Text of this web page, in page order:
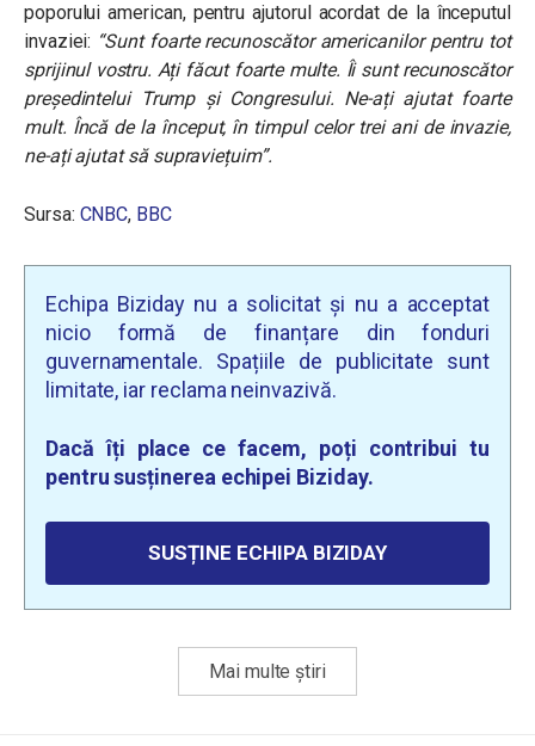
poporului american, pentru ajutorul acordat de la începutul
invaziei: “Sunt foarte recunoscător americanilor pentru tot
sprijinul vostru. Ați făcut foarte multe. Îi sunt recunoscător
președintelui Trump și Congresului. Ne-ați ajutat foarte
mult. Încă de la început, în timpul celor trei ani de invazie,
ne-ați ajutat să supraviețuim”.
Sursa: CNBC, BBC
Echipa Biziday nu a solicitat și nu a acceptat
nicio formă de finanțare din fonduri
guvernamentale. Spațiile de publicitate sunt
limitate, iar reclama neinvazivă.
Dacă îți place ce facem, poți contribui tu
pentru susținerea echipei Biziday.
SUSȚINE ECHIPA BIZIDAY
Mai multe știri